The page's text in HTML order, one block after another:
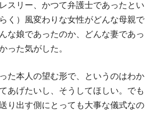
スリー、かつて弁護士であったとい
く）風変わりな女性がどんな母親で
な娘であったのか、どんな妻であっ
った気がした。
た本人の望む形で、というのはわか
あげたいし、そうしてほしい。でも
り出す側にとっても大事な儀式なの